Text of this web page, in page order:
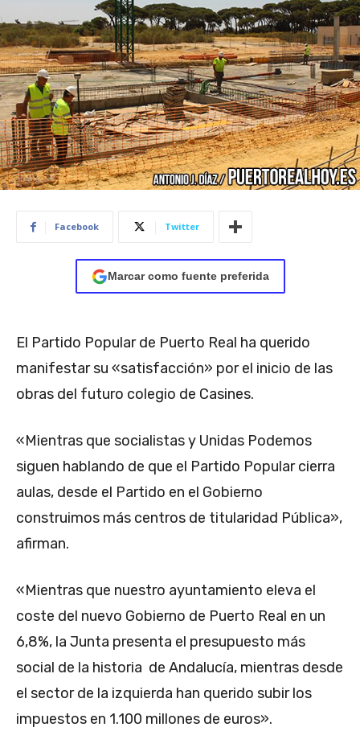
Facebook Twitter
Marcar como fuente preferida
El Partido Popular de Puerto Real ha querido
manifestar su «satisfacción» por el inicio de las
obras del futuro colegio de Casines.
«Mientras que socialistas y Unidas Podemos
siguen hablando de que el Partido Popular cierra
aulas, desde el Partido en el Gobierno
construimos más centros de titularidad Pública»,
afirman.
«Mientras que nuestro ayuntamiento eleva el
coste del nuevo Gobierno de Puerto Real en un
6,8%, la Junta presenta el presupuesto más
social de la historia de Andalucía, mientras desde
el sector de la izquierda han querido subir los
impuestos en 1.100 millones de euros».